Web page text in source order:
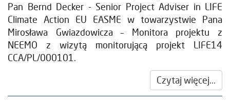
Pan Bernd Decker - Senior Project Adviser in LIFE
Climate Action EU EASME w towarzystwie Pana
Mirosława Gwiazdowicza – Monitora projektu z
NEEMO z wizytą monitorującą projekt LIFE14
CCA/PL/000101.
Czytaj więcej...